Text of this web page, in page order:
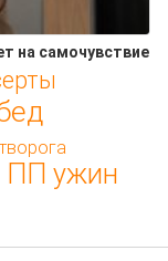
на самочувствие
ПП ужин